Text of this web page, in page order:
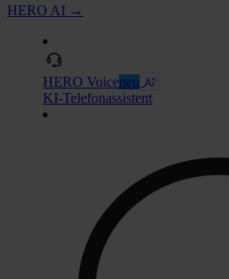
HERO AI →
HERO Voiceneu
KI-Telefonassistent